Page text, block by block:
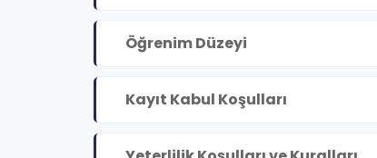
Öğrenim Düzeyi
Kayıt Kabul Koşulları